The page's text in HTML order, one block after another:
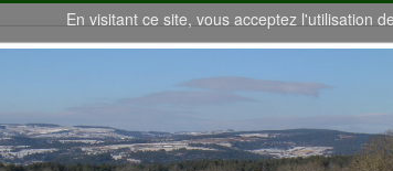
En visitant ce site, vous acceptez l'utilisation